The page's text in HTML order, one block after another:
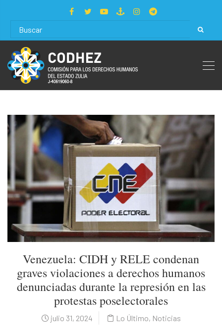
Venezuela: CIDH y RELE condenan
graves violaciones a derechos humanos
denunciadas durante la represión en las
protestas poselectorales
julio 31, 2024 Lo Último, Noticias